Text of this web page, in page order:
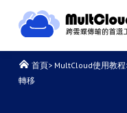
首頁> MultCloud使用教程
轉移